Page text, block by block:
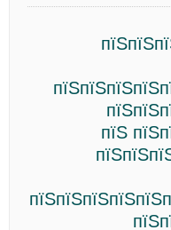
пїЅ